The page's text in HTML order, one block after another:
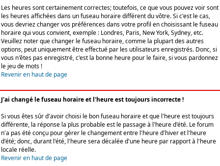
Les heures sont certainement correctes; toutefois, ce que vous pouvez voir sont
les heures affichées dans un fuseau horaire différent du vôtre. Si c'est le cas,
vous devriez changer vos préférences dans votre profil en choisissant le fuseau
horaire qui vous convient, exemple : Londres, Paris, New York, Sydney, etc.
Veuillez noter que changer le fuseau horaire, comme la plupart des autres
options, peut uniquement être effectué par les utilisateurs enregistrés. Donc, si
vous n'êtes pas enregistré, c'est la bonne heure pour le faire, si vous pardonnez
le jeu de mots !
Revenir en haut de page
J'ai changé le fuseau horaire et l'heure est toujours incorrecte !
Si vous êtes sûr d'avoir choisi le bon fuseau horaire et que l'heure est toujours
différente, la réponse la plus probable est le passage à l'heure d'été. Le forum
n'a pas été conçu pour gérer le changement entre l'heure d'hiver et l'heure
d'été; donc, durant l'été, l'heure sera décalée d'une heure par rapport à l'heure
locale réelle.
Revenir en haut de page